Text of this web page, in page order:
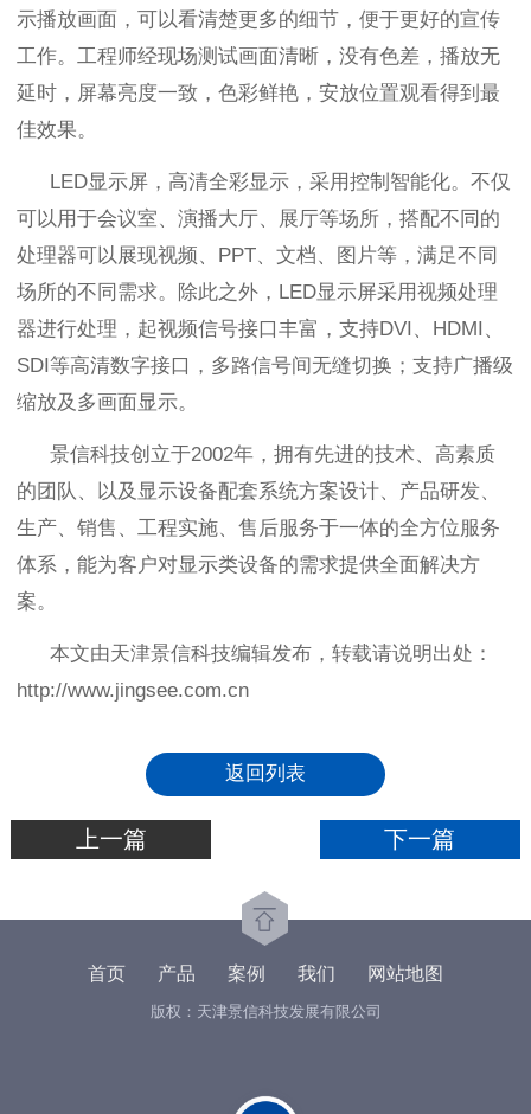
示播放画面，可以看清楚更多的细节，便于更好的宣传
工作。工程师经现场测试画面清晰，没有色差，播放无
延时，屏幕亮度一致，色彩鲜艳，安放位置观看得到最
佳效果。
LED显示屏，高清全彩显示，采用控制智能化。不仅
可以用于会议室、演播大厅、展厅等场所，搭配不同的
处理器可以展现视频、 PPT 、文档、图片等，满足不同
场所的不同需求。除此之外， LED显示屏采用视频处理
器进行处理，起视频信号接口丰富，支持DVI HDMI
SDI等高清数字接口，多路信号间无缝切换；支持广播级
缩放及多画面显示。
景信科技创立于2002年，拥有先进的技术、高素质
的团队、以及显示设备配套系统方案设计、产品研发、
生产、销售、工程实施、售后服务于一体的全方位服务
体系，能为客户对显示类设备的需求提供全面解决方
案。
本文由天津景信科技编辑发布，转载请说明出处：
http://www.jingsee.com.cn
返回列表
上一篇 下一篇
首页 产品 案例 我们 网站地图
版权：天津景信科技发展有限公司